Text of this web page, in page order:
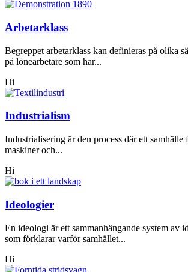
Arbetarklass
Begreppet arbetarklass kan definieras på olika
på lönearbetare som har...
Hi
Industrialism
Industrialisering är den process där ett
maskiner och...
Hi
Ideologier
En ideologi är ett sammanhängande system av
som förklarar varför samhället...
Hi